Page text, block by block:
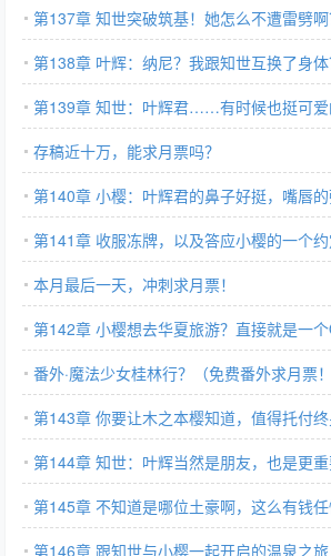
第137章 知世突破筑基！她怎么不遭雷劈
辉君吧～
第138章 叶辉：纳尼？我跟知世互换了身体
第139章 知世：叶辉君……有时候也挺可爱
存稿近十万，能求月票吗？
第140章 小樱：叶辉君的鼻子好挺，嘴唇
第141章 收服冻牌，以及答应小樱的一个
本月最后一天，冲刺求月票！
第142章 小樱想去华夏旅游？直接就是一个
番外·魔法少女桂林行？（免费番外求月票！
第143章 你要让木之本樱知道，值得托付
脸！
第144章 知世：叶辉当然是朋友，也是更
的......
第145章 不知道是哪位土豪啊，这么有钱
第146章 跟知世与小樱一起开启的温泉之旅